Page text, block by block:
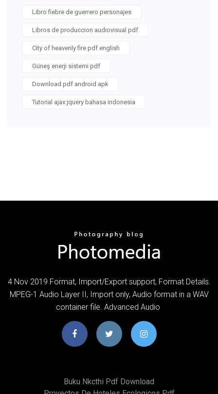
Libro fiebre de guerrero personajes
Libros de produccion audiovisual pdf
City of heavenly fire pdf english
Güneş enerji sistemi pdf
Download pdf android apk
Tutorial ajax jquery bahasa indonesia
4 Nov 2019 Format, Import/Export support, Format Details.
MPEG-1 Audio Layer II, Import only, Audio format in a WAV
container file. Advanced Audio
Buku Nkcthi Pdf Download